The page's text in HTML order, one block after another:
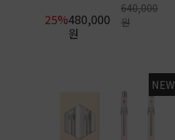
25%480,000
원
640,000
원
NEW